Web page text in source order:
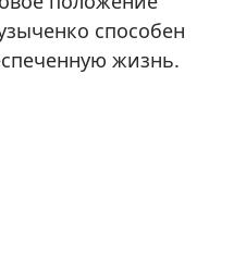
способен
жизнь.